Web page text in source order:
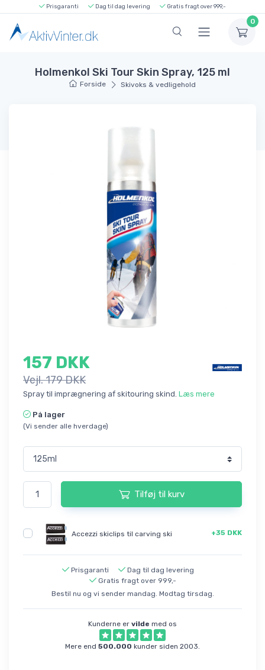
Prisgaranti Dag til dag levering Gratis fragt over 999,-
0
Holmenkol Ski Tour Skin Spray, 125 ml
Forside Skivoks & vedligehold
157 DKK
Vejl. 179 DKK
Spray til imprægnering af skitouring skind. Læs mere
På lager
(Vi sender alle hverdage)
Tilføj til kurv
Accezzi skiclips til carving ski +35 DKK
Prisgaranti
Dag til dag levering
Gratis fragt over 999,-
Bestil nu og vi sender mandag. Modtag tirsdag.
Kunderne er vilde med os
Mere end 500.000 kunder siden 2003.